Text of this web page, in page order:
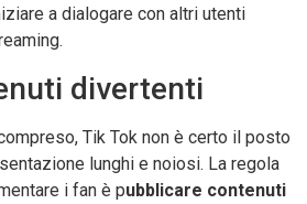
a dialogare con altri utenti
divertenti
Tik Tok non è certo il posto
lunghi e noiosi. La regola
i fan è pubblicare contenuti